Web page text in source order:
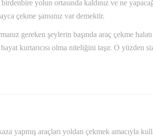
yolun ortasında kaldınız ve ne
çekme şansınız var demektir.
gereken şeylerin başında araç çekme
kurtarıcısı olma niteliğini taşır. O
yapmış araçları yoldan çekmek amacıyla